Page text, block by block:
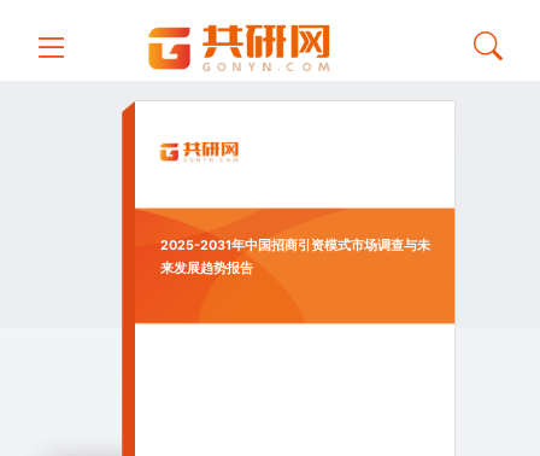
2025-2031年中国招商引资模式市场调查与未
来发展趋势报告